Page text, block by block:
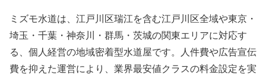
ミズモ水道は、江戸川区瑞江を含む江戸川区全域や東京・
埼玉・千葉・神奈川・群馬・茨城の関東エリアに対応す
る、個人経営の地域密着型水道屋です。人件費や広告宣伝
費を抑えた運営により、業界最安値クラスの料金設定を実